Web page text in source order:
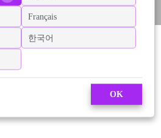
Français
한국어
OK